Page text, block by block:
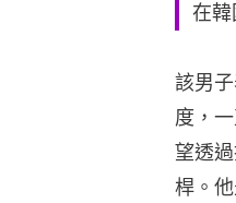
在韓
該男
度，
望透
桿。